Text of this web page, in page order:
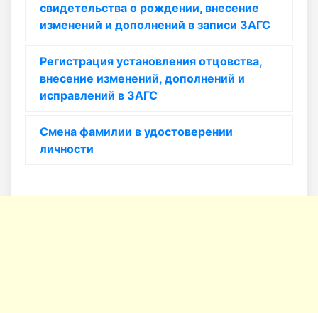
свидетельства о рождении, внесение
изменений и дополнений в записи ЗАГС
Регистрация установления отцовства,
внесение изменений, дополнений и
исправлений в ЗАГС
Смена фамилии в удостоверении
личности